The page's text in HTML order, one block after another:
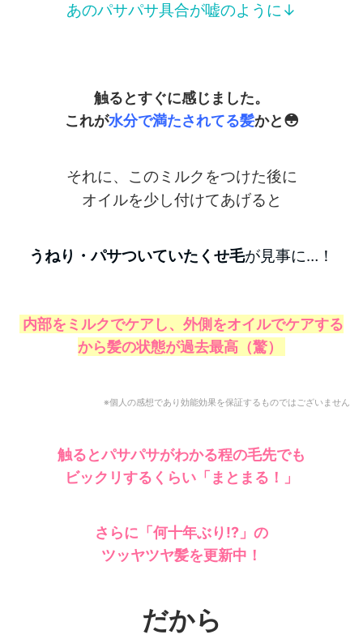
あのパサパサ具合が嘘のように↓
触るとすぐに感じました。
これが水分で満たされてる髪かと😳
それに、このミルクをつけた後に
オイルを少し付けてあげると
うねり・パサついていた くせ毛が見事に…！
内部をミルクでケアし、外側をオイルでケアする
から髪の状態が過去最高（驚）
※個人の感想であり効能効果を保証するものではございません
触るとパサパサがわかる程の毛先でも
ビックリするくらい 「まとまる！」
さらに「何十年ぶり!?」の
ツッヤツヤ髪を更新中！
だから